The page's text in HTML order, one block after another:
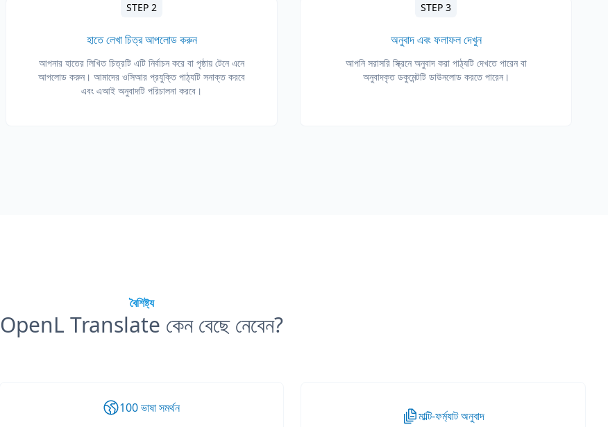
STEP 2
হাতে লেখা চিত্র আপলোড করুন
আপনার হাতের লিখিত চিত্রটি এটি নির্বাচন করে বা পৃষ্ঠায় টেনে এনে
আপলোড করুন। আমাদের ওসিআর প্রযুক্তি পাঠ্যটি সনাক্ত করবে
এবং এআই অনুবাদটি পরিচালনা করবে।
STEP 3
অনুবাদ এবং ফলাফল দেখুন
আপনি সরাসরি স্ক্রিনে অনুবাদ করা পাঠ্যটি দেখতে পারেন বা
অনুবাদকৃত ডকুমেন্টটি ডাউনলোড করতে পারেন।
বৈশিষ্ট্য
OpenL Translate কেন বেছে নেবেন?
100 ভাষা সমর্থন
মাল্টি-ফর্ম্যাট অনুবাদ